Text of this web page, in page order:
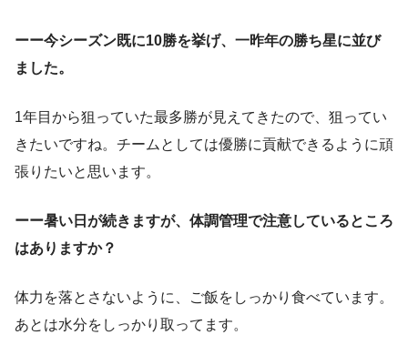
ーー今シーズン既に10勝を挙げ、一昨年の勝ち星に並び
ました。
1年目から狙っていた最多勝が見えてきたので、狙ってい
きたいですね。チームとしては優勝に貢献できるように頑
張りたいと思います。
ーー暑い日が続きますが、体調管理で注意しているところ
はありますか？
体力を落とさないように、ご飯をしっかり食べています。
あとは水分をしっかり取ってます。